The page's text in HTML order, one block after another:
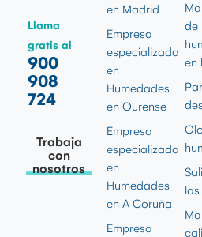
Llama
gratis al
900
908
724
Trabaja
con
nosotros
en Madrid
Empresa
especializada
en
Humedades
en Ourense
Empresa
especializada
en
Humedades
en A Coruña
Empresa
de
en